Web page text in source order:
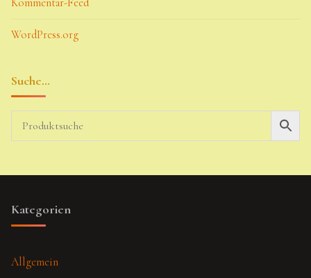
Kommentar-Feed
WordPress.org
Suche…
Kategorien
Allgemein